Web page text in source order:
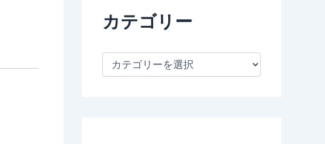
カテゴリー